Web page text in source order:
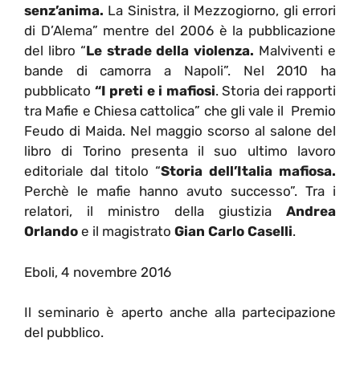
senz’anima. La Sinistra, il Mezzogiorno, gli errori
di D’Alema” mentre del 2006 è la pubblicazione
del libro “Le strade della violenza. Malviventi e
bande di camorra a Napoli”. Nel 2010 ha
pubblicato “I preti e i mafiosi. Storia dei rapporti
tra Mafie e Chiesa cattolica” che gli vale il Premio
Feudo di Maida. Nel maggio scorso al salone del
libro di Torino presenta il suo ultimo lavoro
editoriale dal titolo “Storia dell’Italia mafiosa.
Perchè le mafie hanno avuto successo”. Tra i
relatori, il ministro della giustizia Andrea
Orlando e il magistrato Gian Carlo Caselli.
Eboli, 4 novembre 2016
Il seminario è aperto anche alla partecipazione
del pubblico.